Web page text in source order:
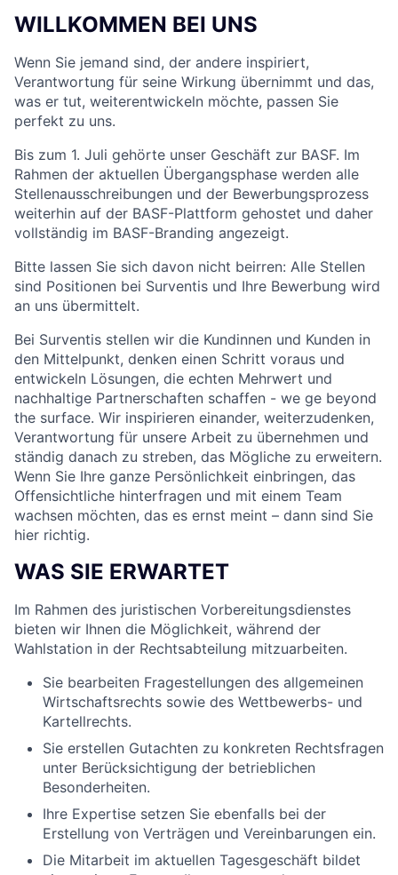
WILLKOMMEN BEI UNS
Wenn Sie jemand sind, der andere inspiriert,
Verantwortung für seine Wirkung übernimmt und das,
was er tut, weiterentwickeln möchte, passen Sie
perfekt zu uns.
Bis zum 1. Juli gehörte unser Geschäft zur BASF. Im
Rahmen der aktuellen Übergangsphase werden alle
Stellenausschreibungen und der Bewerbungsprozess
weiterhin auf der BASF-Plattform gehostet und daher
vollständig im BASF-Branding angezeigt.
Bitte lassen Sie sich davon nicht beirren: Alle Stellen
sind Positionen bei Surventis und Ihre Bewerbung wird
an uns übermittelt.
Bei Surventis stellen wir die Kundinnen und Kunden in
den Mittelpunkt, denken einen Schritt voraus und
entwickeln Lösungen, die echten Mehrwert und
nachhaltige Partnerschaften schaffen - we ge beyond
the surface. Wir inspirieren einander, weiterzudenken,
Verantwortung für unsere Arbeit zu übernehmen und
ständig danach zu streben, das Mögliche zu erweitern.
Wenn Sie Ihre ganze Persönlichkeit einbringen, das
Offensichtliche hinterfragen und mit einem Team
wachsen möchten, das es ernst meint – dann sind Sie
hier richtig.
WAS SIE ERWARTET
Im Rahmen des juristischen Vorbereitungsdienstes
bieten wir Ihnen die Möglichkeit, während der
Wahlstation in der Rechtsabteilung mitzuarbeiten.
Sie bearbeiten Fragestellungen des allgemeinen
Wirtschaftsrechts sowie des Wettbewerbs- und
Kartellrechts.
Sie erstellen Gutachten zu konkreten Rechtsfragen
unter Berücksichtigung der betrieblichen
Besonderheiten.
Ihre Expertise setzen Sie ebenfalls bei der
Erstellung von Verträgen und Vereinbarungen ein.
Die Mitarbeit im aktuellen Tagesgeschäft bildet